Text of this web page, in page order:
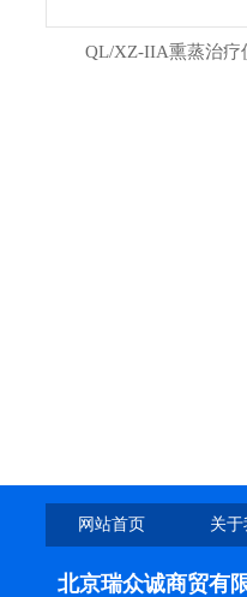
QL/XZ-IIA熏蒸治疗
网站首页 关
北京瑞众诚商贸有